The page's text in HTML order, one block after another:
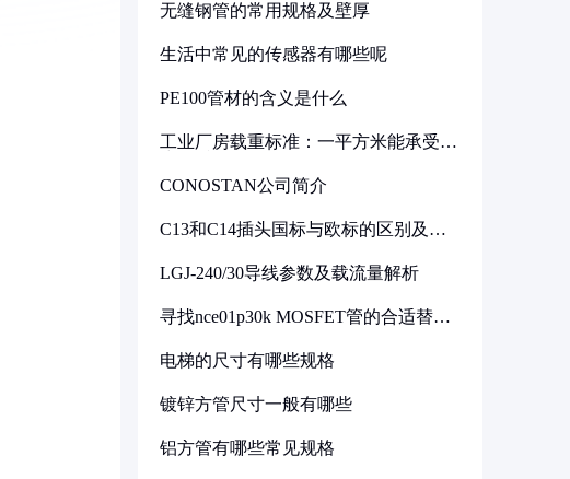
无缝钢管的常用规格及壁厚
生活中常见的传感器有哪些呢
PE100管材的含义是什么
工业厂房载重标准：一平方米能承受多
CONOSTAN公司简介
C13和C14插头国标与欧标的区别及其
LGJ-240/30导线参数及载流量解析
寻找nce01p30k MOSFET管的合适替代
电梯的尺寸有哪些规格
镀锌方管尺寸一般有哪些
铝方管有哪些常见规格